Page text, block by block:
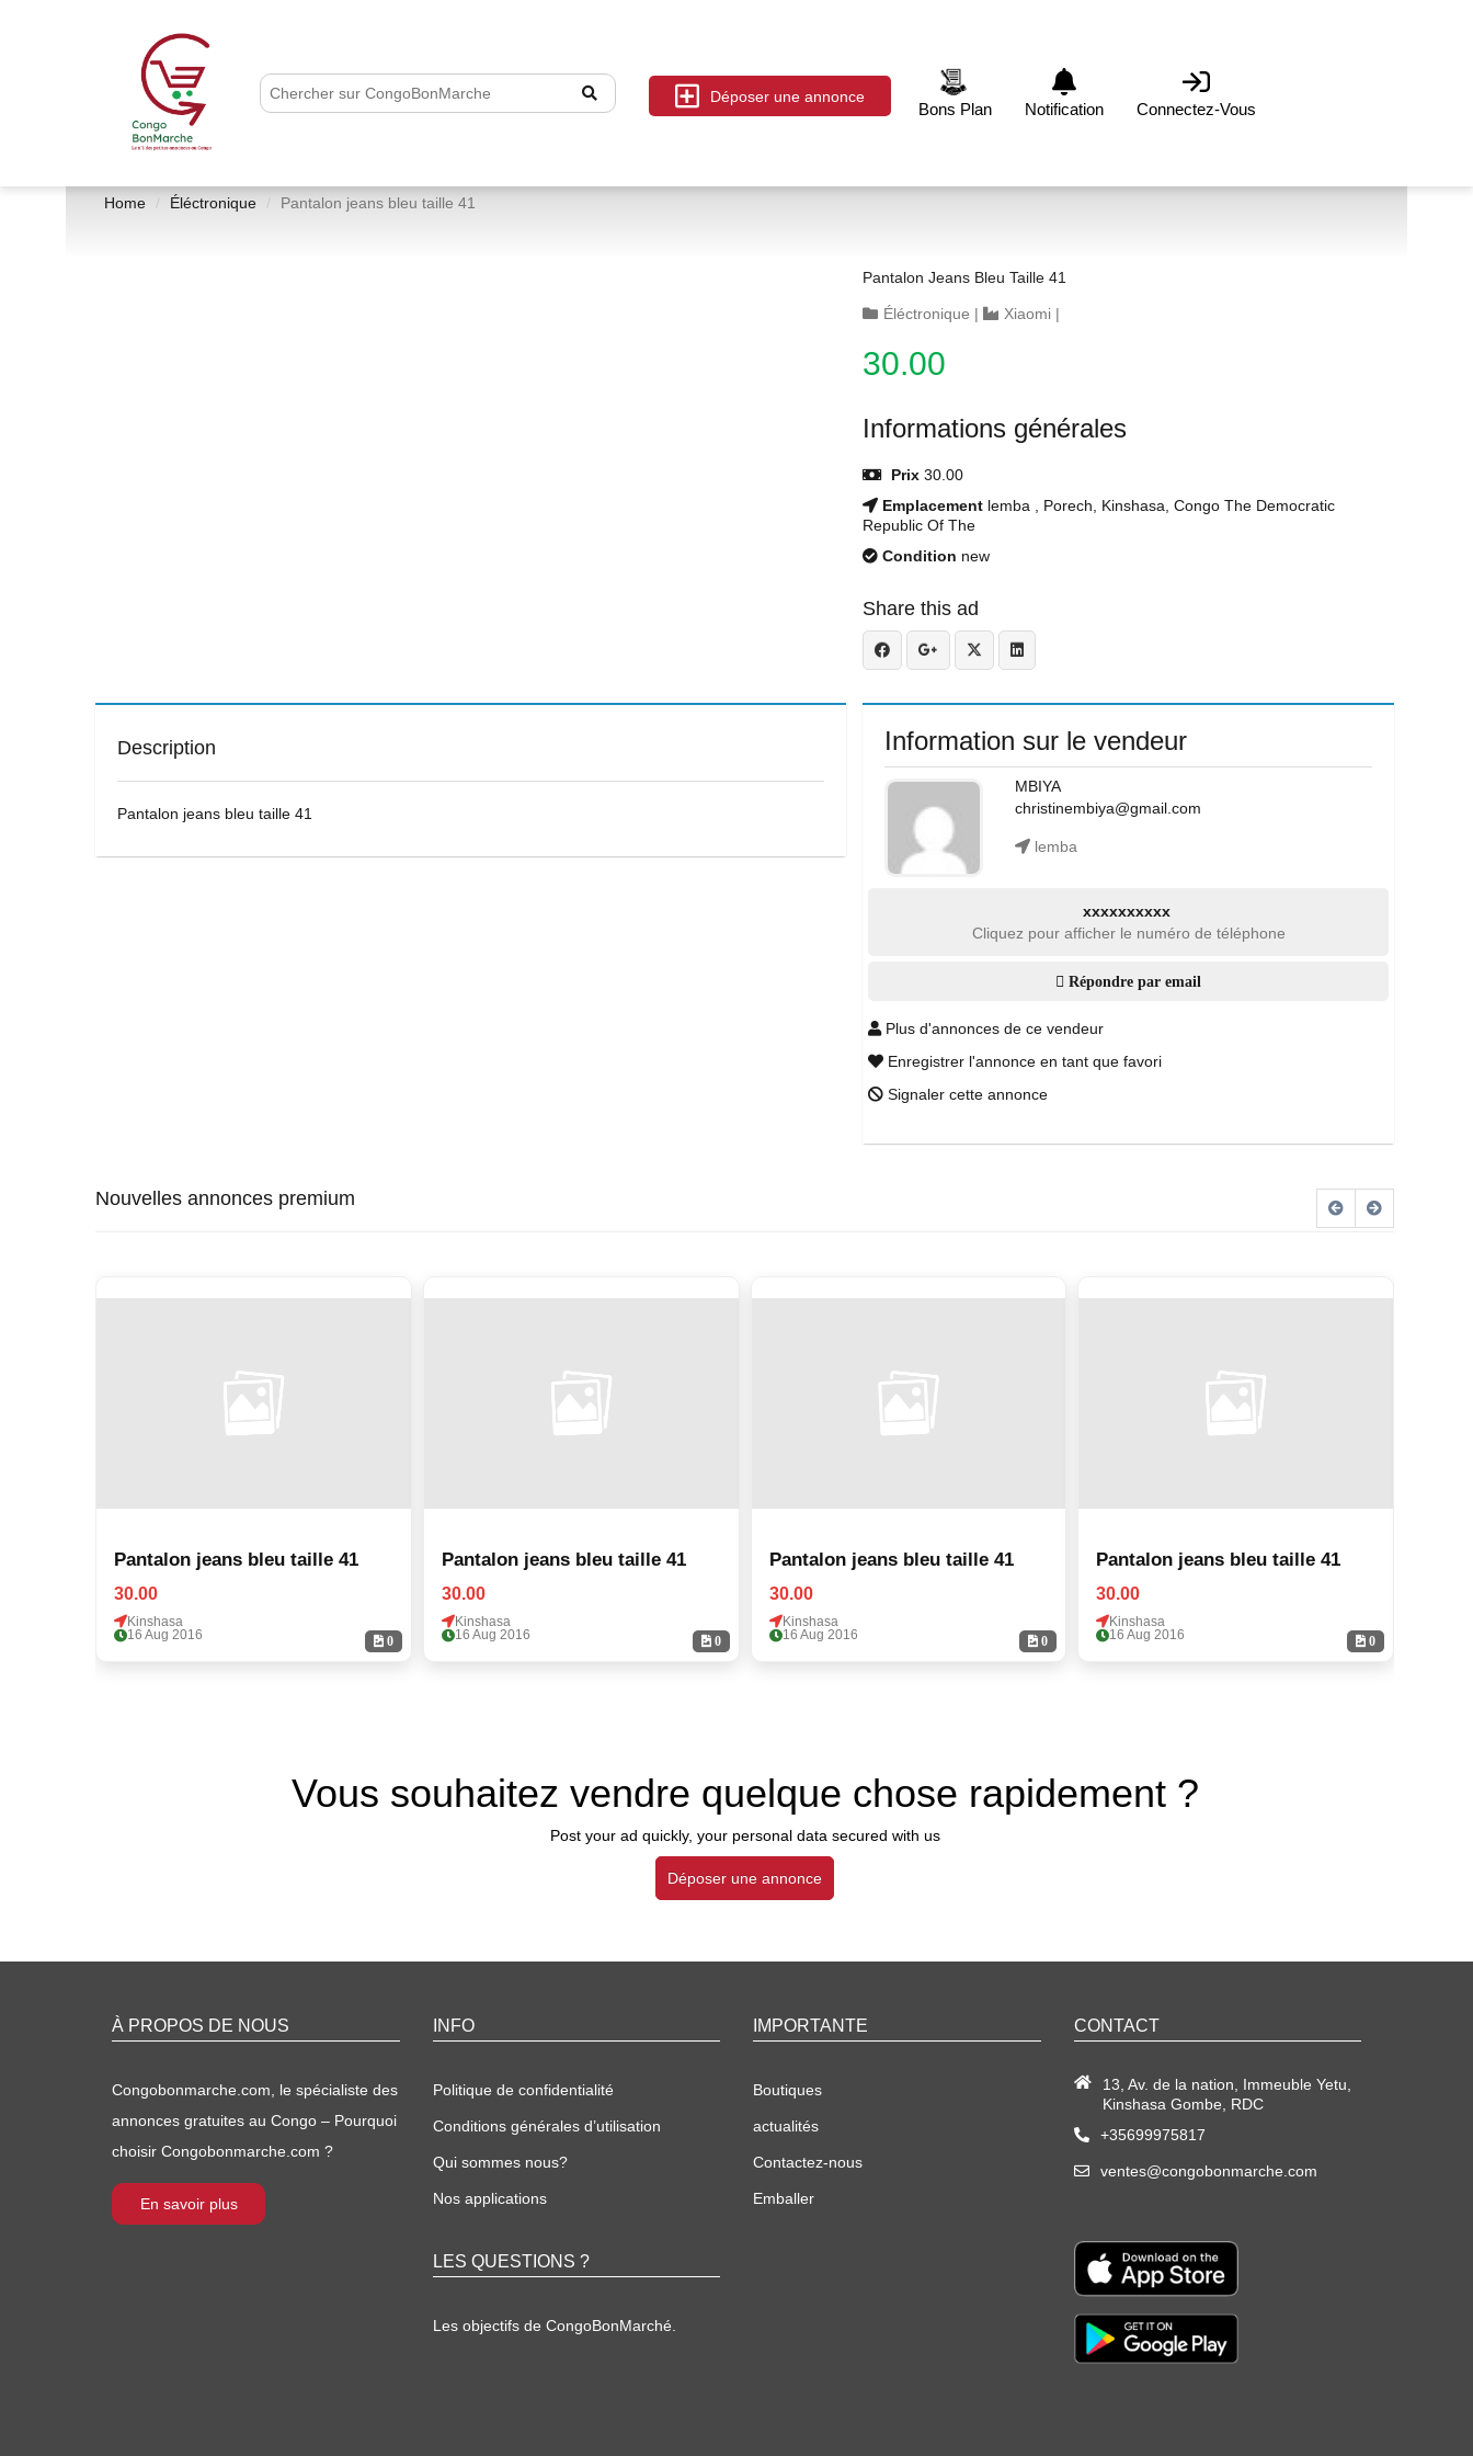
Déposer une annonce
Bons Plan Notification Connectez-Vous
Home Éléctronique Pantalon jeans bleu taille 41
Pantalon Jeans Bleu Taille 41
Éléctronique | Xiaomi |
30.00
Informations générales
Prix 30.00
Emplacement lemba , Porech, Kinshasa, Congo The Democratic
Republic Of The
Condition new
Share this ad
Description
Pantalon jeans bleu taille 41
Information sur le vendeur
MBIYA
christinembiya@gmail.com
lemba
xxxxxxxxxx
Cliquez pour afficher le numéro de téléphone
Répondre par email
Plus d'annonces de ce vendeur
Enregistrer l'annonce en tant que favori
Signaler cette annonce
Nouvelles annonces premium
0
Pantalon jeans bleu taille 41
30.00
Kinshasa
16 Aug 2016
0
Pantalon jeans bleu taille 41
30.00
Kinshasa
16 Aug 2016
0
Pantalon jeans bleu taille 41
30.00
Kinshasa
16 Aug 2016
0
Pantalon jeans bleu taille 41
30.00
Kinshasa
16 Aug 2016
Vous souhaitez vendre quelque chose rapidement ?
Post your ad quickly, your personal data secured with us
Déposer une annonce
À PROPOS DE NOUS
Congobonmarche.com, le spécialiste des
annonces gratuites au Congo – Pourquoi
choisir Congobonmarche.com ?
En savoir plus
INFO
Politique de confidentialité
Conditions générales d’utilisation
Qui sommes nous?
Nos applications
LES QUESTIONS ?
Les objectifs de CongoBonMarché.
IMPORTANTE
Boutiques
actualités
Contactez-nous
Emballer
CONTACT
13, Av. de la nation, Immeuble Yetu,
Kinshasa Gombe, RDC
+35699975817
ventes@congobonmarche.com